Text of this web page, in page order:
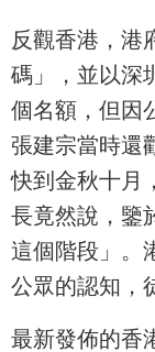
反觀香港，港
碼」，並以深
個名額，但因
張建宗當時還
快到金秋十月
長竟然說，鑒
這個階段」。
公眾的認知，
最新發佈的香